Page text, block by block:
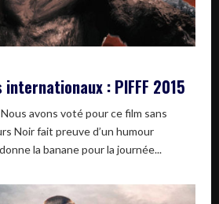
: PIFFF 2015
avons voté pour ce film sans
Noir fait preuve d’un humour
la banane pour la journée...